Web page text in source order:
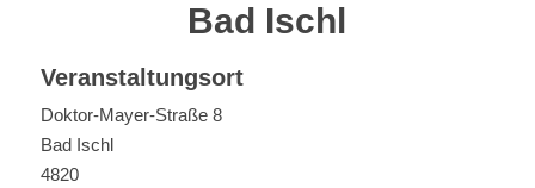
Bad Ischl
Veranstaltungsort
Doktor-Mayer-Straße 8
Bad Ischl
4820